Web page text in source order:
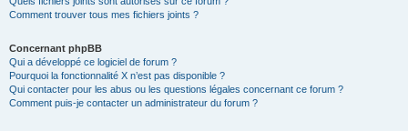
Comment trouver tous mes fichiers joints ?
Concernant phpBB
Qui a développé ce logiciel de forum ?
Pourquoi la fonctionnalité X n’est pas disponible ?
Qui contacter pour les abus ou les questions légales concernant ce forum ?
Comment puis-je contacter un administrateur du forum ?